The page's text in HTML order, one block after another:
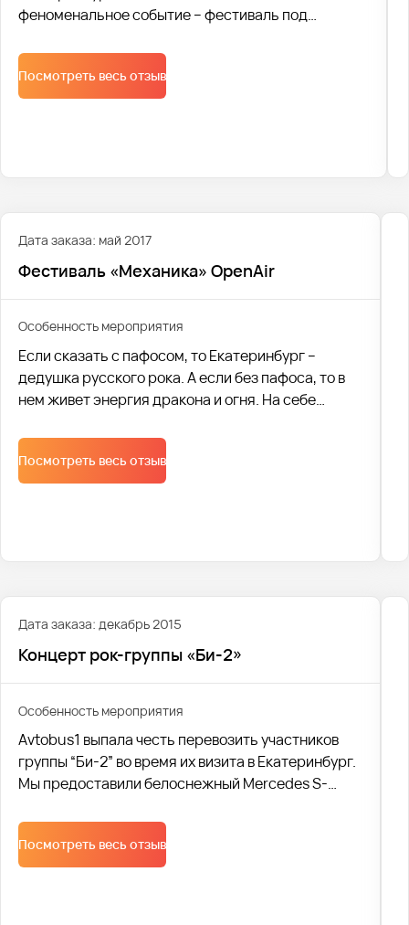
феноменальное событие – фестиваль под
стоило забыть обо всем на свете и просто
отдаваться ощущениям. Новейшие технологии
вкупе с человеческим разумом – и получается
задействовано 10 автобусов. Каждый из наших
клиентов остался абсолютно доволен сервисом. И
нашими услугами и отправиться на «Механика
2019» в следующем году.
Посмотреть весь отзыв
Дата заказа: май 2017
Фестиваль «Механика» OpenAir
Особенность мероприятия
Если сказать с пафосом, то Екатеринбург –
дедушка русского рока. А если без пафоса, то в
нем живет энергия дракона и огня. На себе
наследия драконов участники крупнейшей
музыкальной вечеринки на Урале.
Посмотреть весь отзыв
Дата заказа: декабрь 2015
Концерт рок-группы «Би-2»
Особенность мероприятия
Avtobus1 выпала честь перевозить участников
группы “Би-2” во время их визита в Екатеринбург.
Мы предоставили белоснежный Mercedes S-
максимально комфортно и полностью
организовали поездку.
Посмотреть весь отзыв